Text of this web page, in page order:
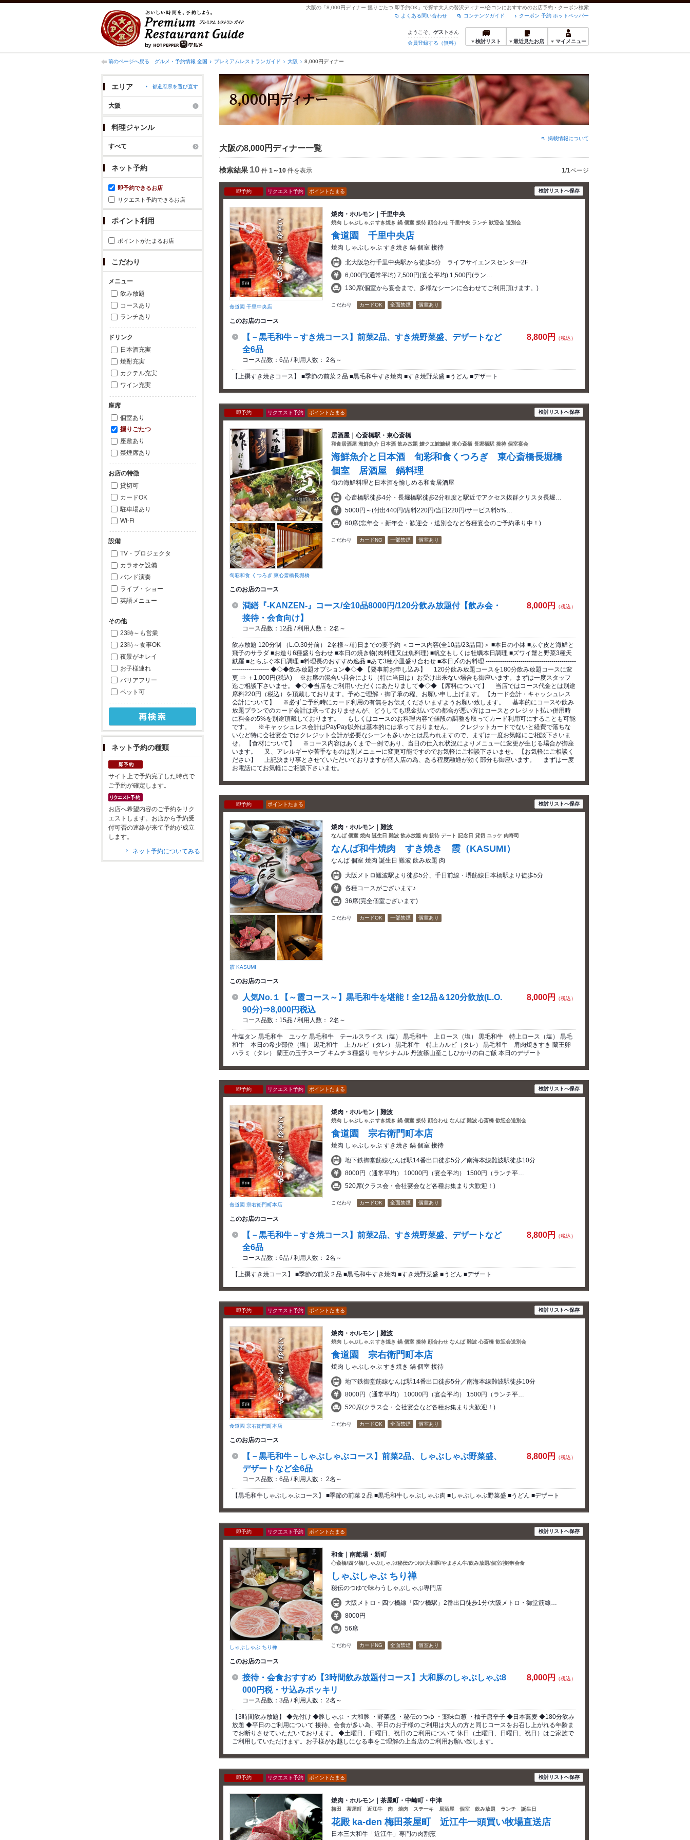
大阪の「8,000円ディナー 掘りごたつ,即予約OK」で探す大人の贅沢ディナー/合コンにおすすめのお店予約・クーポン検索
クーポン 予約 ホットペッパー
コンテンツガイド
よくある問い合わせ
ようこそ、 ゲスト さん
会員登録する（無料）
検討リスト 最近見たお店 マイメニュー
前のページへ戻る グルメ・予約情報 全国 プレミアムレストランガイド 大阪 8,000円ディナー
エリア 都道府県を選び直す
大阪
料理ジャンル
すべて
ネット予約
即予約できるお店
リクエスト予約できるお店
ポイント利用
ポイントがたまるお店
こだわり
メニュー
飲み放題
コースあり
ランチあり
ドリンク
日本酒充実
焼酎充実
カクテル充実
ワイン充実
座席
個室あり
掘りごたつ
座敷あり
禁煙席あり
お店の特徴
貸切可
カードOK
駐車場あり
Wi-Fi
設備
TV・プロジェクタ
カラオケ設備
バンド演奏
ライブ・ショー
英語メニュー
その他
23時～も営業
23時～食事OK
夜景がキレイ
お子様連れ
バリアフリー
ペット可
ネット予約の種類
サイト上で予約完了した時点で
ご予約が確定します。
お店へ希望内容のご予約をリク
エストします。お店から予約受
付可否の連絡が来て予約が成立
します。
ネット予約についてみる
掲載情報について
大阪の8,000円ディナー一覧
検索結果 10 件 1～10 件を表示 1/1ページ
即予約 リクエスト予約 ポイントたまる 検討リストへ保存
食道園 千里中央店
焼肉・ホルモン｜千里中央
焼肉 しゃぶしゃぶ すき焼き 鍋 個室 接待 顔合わせ 千里中央 ランチ 歓迎会 送別会
食道園 千里中央店
焼肉 しゃぶしゃぶ すき焼き 鍋 個室 接待
北大阪急行千里中央駅から徒歩5分 ライフサイエンスセンター2F
6,000円(通常平均) 7,500円(宴会平均) 1,500円(ラン…
130席(個室から宴会まで、多様なシーンに合わせてご利用頂けます。)
こだわり カードOK 全面禁煙 個室あり
このお店のコース
8,800円 （税込）
【－黒毛和牛－すき焼コース】前菜2品、すき焼野菜盛、デザートなど
全6品
コース品数：6品 / 利用人数： 2名～
【上撰すき焼きコース】 ■季節の前菜２品 ■黒毛和牛すき焼肉 ■すき焼野菜盛 ■うどん ■デザート
即予約 リクエスト予約 ポイントたまる 検討リストへ保存
旬彩和食 くつろぎ 東心斎橋長堀橋
居酒屋｜心斎橋駅・東心斎橋
和食居酒屋 海鮮魚介 日本酒 飲み放題 鱧クエ鮟鱇鍋 東心斎橋 長堀橋駅 接待 個室宴会
海鮮魚介と日本酒 旬彩和食くつろぎ 東心斎橋長堀橋
個室 居酒屋 鍋料理
旬の海鮮料理と日本酒を愉しめる和食居酒屋
心斎橋駅徒歩4分・長堀橋駅徒歩2分程度と駅近でアクセス抜群クリスタ長堀…
5000円～(付出440円/席料220円/当日220円/サービス料5%…
60席(忘年会・新年会・歓迎会・送別会など各種宴会のご予約承り中！)
こだわり カードNG 一部禁煙 個室あり
このお店のコース
8,000円 （税込）
澗繕『-KANZEN-』コース/全10品8000円/120分飲み放題付【飲み会・
接待・会食向け】
コース品数：12品 / 利用人数： 2名～
飲み放題 120分制 （L.O.30分前） 2名様～/前日までの要予約 ＜コース内容(全10品/23品目)＞ ■本日の小鉢 ■ふぐ皮と海鮮と
飛子のサラダ ■お造り6種盛り合わせ ■本日の焼き物(肉料理又は魚料理) ■帆立もしくは牡蠣本日調理 ■ズワイ蟹と野菜3種天
麩羅 ■とらふぐ本日調理 ■料理長のおすすめ逸品 ■あて3種小皿盛り合わせ ■本日〆のお料理 --------------------------------------------
------------------ ◆◇◆飲み放題オプション◆◇◆ 【要事前お申し込み】 120分飲み放題コースを180分飲み放題コースに変
更 ⇒ ＋1,000円(税込) ※お席の混合い具合により（特に当日は）お受け出来ない場合も御座います。まずは一度スタッフ
迄ご相談下さいませ。 ◆◇◆当店をご利用いただくにあたりまして◆◇◆ 【席料について】 当店ではコース代金とは別途
席料220円（税込）を頂戴しております。予めご理解・御了承の程、お願い申し上げます。 【カード会計・キャッシュレス
会計について】 ※必ずご予約時にカード利用の有無をお伝えくださいますようお願い致します。 基本的にコースや飲み
放題プランでのカード会計は承っておりませんが、どうしても現金払いでの都合が悪い方はコースとクレジット払い併用時
に料金の5%を別途頂戴しております。 もしくはコースのお料理内容で値段の調整を取ってカード利用可にすることも可能
です。 ※キャッシュレス会計はPayPay以外は基本的には承っておりません。 クレジットカードでないと経費で落ちな
いなど特に会社宴会ではクレジット会計が必要なシーンも多いかとは思われますので、まずは一度お気軽にご相談下さいま
せ。 【食材について】 ※コース内容はあくまで一例であり、当日の仕入れ状況によりメニューに変更が生じる場合が御座
います。 又、アレルギーや苦手なものは別メニューに変更可能ですのでお気軽にご相談下さいませ。 【お気軽にご相談く
ださい】 上記決まり事とさせていただいておりますが個人店の為、ある程度融通が効く部分も御座います。 まずは一度
お電話にてお気軽にご相談下さいませ。
即予約 ポイントたまる 検討リストへ保存
霞 KASUMI
焼肉・ホルモン｜難波
なんば 個室 焼肉 誕生日 難波 飲み放題 肉 接待 デート 記念日 貸切 ユッケ 肉寿司
なんば和牛焼肉 すき焼き 霞（KASUMI）
なんば 個室 焼肉 誕生日 難波 飲み放題 肉
大阪メトロ難波駅より徒歩5分、千日前線・堺筋線日本橋駅より徒歩5分
各種コースがございます♪
36席(完全個室ございます)
こだわり カードOK 一部禁煙 個室あり
このお店のコース
8,000円 （税込）
人気No.１【～霞コース～】黒毛和牛を堪能！全12品＆120分飲放(L.O.
90分)⇒8,000円税込
コース品数：15品 / 利用人数： 2名～
牛塩タン 黒毛和牛 ユッケ 黒毛和牛 テールスライス（塩） 黒毛和牛 上ロース（塩） 黒毛和牛 特上ロース（塩） 黒毛
和牛 本日の希少部位（塩） 黒毛和牛 上カルビ（タレ） 黒毛和牛 特上カルビ（タレ） 黒毛和牛 肩肉焼きすき 蘭王卵
ハラミ（タレ） 蘭王の玉子スープ キムチ３種盛り モヤシナムル 丹波篠山産こしひかりの白ご飯 本日のデザート
即予約 リクエスト予約 ポイントたまる 検討リストへ保存
食道園 宗右衛門町本店
焼肉・ホルモン｜難波
焼肉 しゃぶしゃぶ すき焼き 鍋 個室 接待 顔合わせ なんば 難波 心斎橋 歓迎会送別会
食道園 宗右衛門町本店
焼肉 しゃぶしゃぶ すき焼き 鍋 個室 接待
地下鉄御堂筋線なんば駅14番出口徒歩5分／南海本線難波駅徒歩10分
8000円（通常平均） 10000円（宴会平均） 1500円（ランチ平…
520席(クラス会・会社宴会など各種お集まり大歓迎！)
こだわり カードOK 全面禁煙 個室あり
このお店のコース
8,800円 （税込）
【－黒毛和牛－すき焼コース】前菜2品、すき焼野菜盛、デザートなど
全6品
コース品数：6品 / 利用人数： 2名～
【上撰すき焼コース】 ■季節の前菜２品 ■黒毛和牛すき焼肉 ■すき焼野菜盛 ■うどん ■デザート
即予約 リクエスト予約 ポイントたまる 検討リストへ保存
食道園 宗右衛門町本店
焼肉・ホルモン｜難波
焼肉 しゃぶしゃぶ すき焼き 鍋 個室 接待 顔合わせ なんば 難波 心斎橋 歓迎会送別会
食道園 宗右衛門町本店
焼肉 しゃぶしゃぶ すき焼き 鍋 個室 接待
地下鉄御堂筋線なんば駅14番出口徒歩5分／南海本線難波駅徒歩10分
8000円（通常平均） 10000円（宴会平均） 1500円（ランチ平…
520席(クラス会・会社宴会など各種お集まり大歓迎！)
こだわり カードOK 全面禁煙 個室あり
このお店のコース
8,800円 （税込）
【－黒毛和牛－しゃぶしゃぶコース】前菜2品、しゃぶしゃぶ野菜盛、
デザートなど全6品
コース品数：6品 / 利用人数： 2名～
【黒毛和牛しゃぶしゃぶコース】 ■季節の前菜２品 ■黒毛和牛しゃぶしゃぶ肉 ■しゃぶしゃぶ野菜盛 ■うどん ■デザート
即予約 リクエスト予約 ポイントたまる 検討リストへ保存
しゃぶしゃぶ ちり禅
和食｜南船場・新町
心斎橋/四ツ橋/しゃぶしゃぶ/秘伝のつゆ/大和豚/やまさん牛/飲み放題/個室/接待/会食
しゃぶしゃぶ ちり禅
秘伝のつゆで味わうしゃぶしゃぶ専門店
大阪メトロ・四ツ橋線「四ツ橋駅」2番出口徒歩1分/大阪メトロ・御堂筋線…
8000円
56席
こだわり カードNG 全面禁煙 個室あり
このお店のコース
8,000円 （税込）
接待・会食おすすめ【3時間飲み放題付コース】大和豚のしゃぶしゃぶ8
000円税・サ込みポッキリ
コース品数：3品 / 利用人数： 2名～
【3時間飲み放題】 ◆先付け ◆豚しゃぶ ・大和豚 ・野菜盛 ・秘伝のつゆ ・薬味白葱 ・柚子唐辛子 ◆日本蕎麦 ◆180分飲み
放題 ◆平日のご利用について 接待、会食が多い為、平日のお子様のご利用は大人の方と同じコースをお召し上がれる年齢ま
でお断りさせていただいております。 ◆土曜日、日曜日、祝日のご利用について 休日（土曜日、日曜日、祝日）はご家族で
ご利用していただけます。お子様がお越しになる事をご理解の上当店のご利用お願い致します。
即予約 リクエスト予約 ポイントたまる 検討リストへ保存
焼肉・ホルモン｜茶屋町・中崎町・中津
梅田 茶屋町 近江牛 肉 焼肉 ステーキ 居酒屋 個室 飲み放題 ランチ 誕生日
花殿 ka-den 梅田茶屋町 近江牛一頭買い牧場直送店
日本三大和牛「近江牛」専門の肉割烹